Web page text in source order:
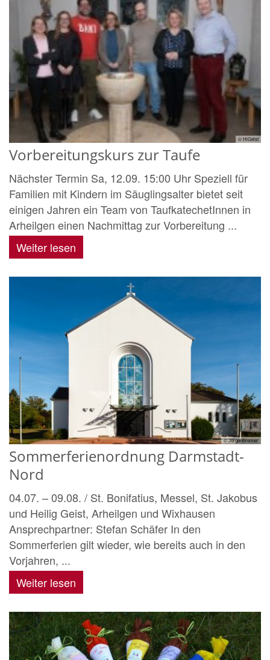
© HlGeist
Vorbereitungskurs zur Taufe
Nächster Termin Sa, 12.09. 15:00 Uhr Speziell für
Familien mit Kindern im Säuglingsalter bietet seit
einigen Jahren ein Team von TaufkatechetInnen in
Arheilgen einen Nachmittag zur Vorbereitung ...
Weiter lesen
© JürgenBrenner
Sommerferienordnung Darmstadt-
Nord
04.07. – 09.08. / St. Bonifatius, Messel, St. Jakobus
und Heilig Geist, Arheilgen und Wixhausen
Ansprechpartner: Stefan Schäfer In den
Sommerferien gilt wieder, wie bereits auch in den
Vorjahren, ...
Weiter lesen